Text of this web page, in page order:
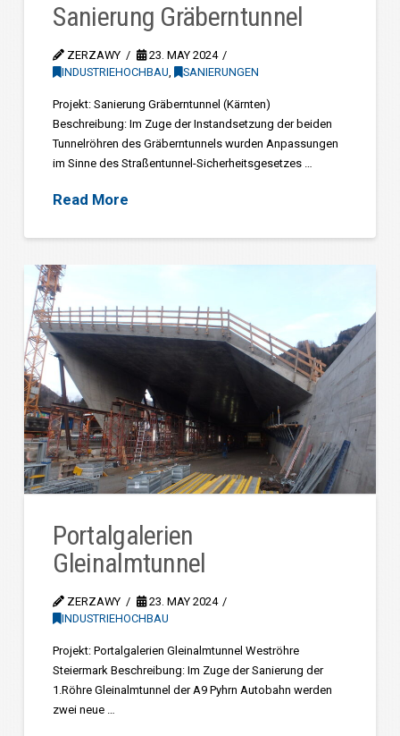
Sanierung Gräberntunnel
ZERZAWY
23. MAY 2024
INDUSTRIEHOCHBAU, SANIERUNGEN
Projekt: Sanierung Gräberntunnel (Kärnten)
Beschreibung: Im Zuge der Instandsetzung der beiden
Tunnelröhren des Gräberntunnels wurden Anpassungen
im Sinne des Straßentunnel-Sicherheitsgesetzes …
Read More
Portalgalerien
Gleinalmtunnel
ZERZAWY
23. MAY 2024
INDUSTRIEHOCHBAU
Projekt: Portalgalerien Gleinalmtunnel Weströhre
Steiermark Beschreibung: Im Zuge der Sanierung der
1.Röhre Gleinalmtunnel der A9 Pyhrn Autobahn werden
zwei neue …